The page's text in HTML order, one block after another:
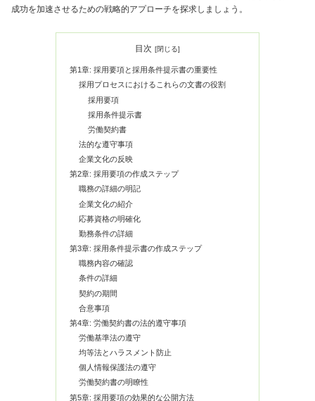
成功を加速させるための戦略的アプローチを探求しましょう。
目次
第1章: 採用要項と採用条件提示書の重要性
採用プロセスにおけるこれらの文書の役割
採用要項
採用条件提示書
労働契約書
法的な遵守事項
企業文化の反映
第2章: 採用要項の作成ステップ
職務の詳細の明記
企業文化の紹介
応募資格の明確化
勤務条件の詳細
第3章: 採用条件提示書の作成ステップ
職務内容の確認
条件の詳細
契約の期間
合意事項
第4章: 労働契約書の法的遵守事項
労働基準法の遵守
均等法とハラスメント防止
個人情報保護法の遵守
労働契約書の明瞭性
第5章: 採用要項の効果的な公開方法